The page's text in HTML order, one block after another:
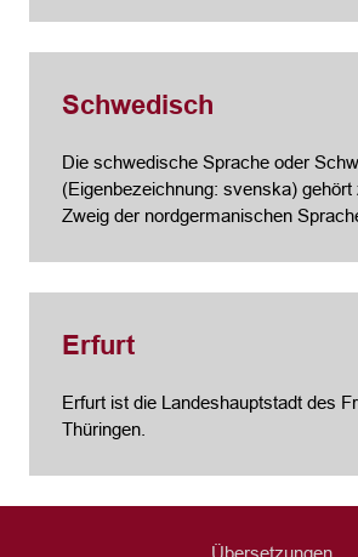
Schwedisch
Die schwedische Sprache oder
(Eigenbezeichnung: svenska)
Zweig der nordgermanischen
Erfurt
Erfurt ist die Landeshauptstadt des
Thüringen.